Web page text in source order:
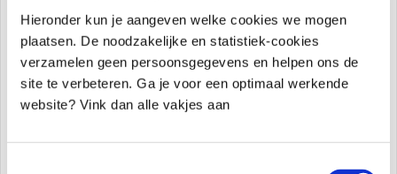
Hieronder kun je aangeven welke cookies we mogen
plaatsen. De noodzakelijke en statistiek-cookies
verzamelen geen persoonsgegevens en helpen ons de
site te verbeteren. Ga je voor een optimaal werkende
website? Vink dan alle vakjes aan
Zelfstandigheid ontstaat niet uit dwang, maar uit
vertrouwen. En dat begint bij jou als ouder.